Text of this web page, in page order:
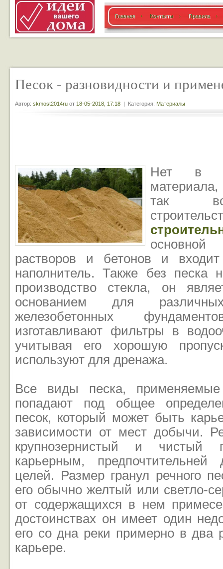
Главная Контакты Правила
Песок - разновидности и
Автор: skmost2014ru от 18-05-2018, 17:18 | Категория: Материалы
Нет в
так
растворов и бетонов и
наполнитель. Также без песка
производство стекла, он
основанием для
железобетонных
изготавливают фильтры в
учитывая его хорошую
используют для дренажа.
Все виды песка, применяемые
попадают под общее
песок, который может быть
зависимости от мест добычи.
крупнозернистый и
карьерным, предпочтительней
целей. Размер гранул речного
его обычно желтый или светло-
от содержащихся в нем
достоинствах он имеет один
его со дна реки примерно в два
карьере.